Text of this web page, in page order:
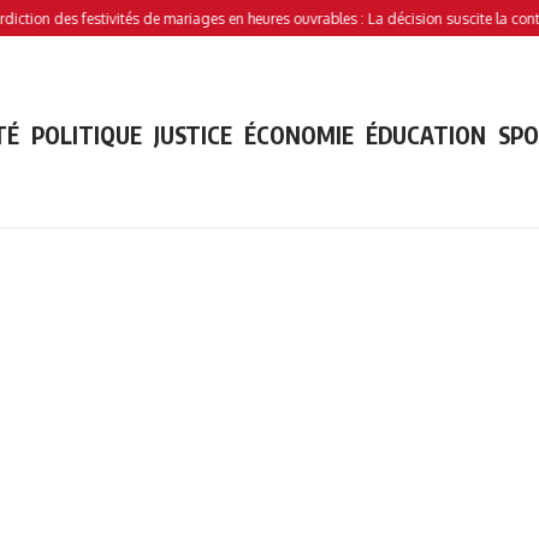
festivités de mariages en heures ouvrables : La décision suscite la controverse
POLITIQUE JUSTICE ÉCONOMIE ÉDUCATION